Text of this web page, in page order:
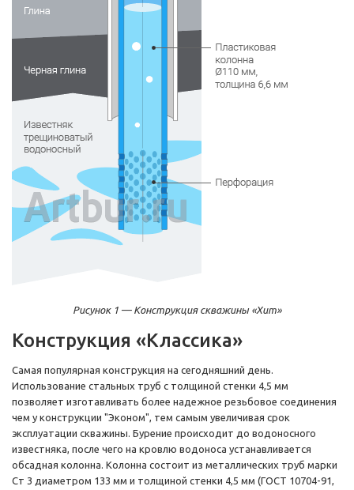
Рисунок 1 — Конструкция скважины «Хит»
Конструкция «Классика»
Самая популярная конструкция на сегодняшний день.
Использование стальных труб с толщиной стенки 4,5 мм
позволяет изготавливать более надежное резьбовое соединения
чем у конструкции "Эконом", тем самым увеличивая срок
эксплуатации скважины. Бурение происходит до водоносного
известняка, после чего на кровлю водоноса устанавливается
обсадная колонна. Колонна состоит из металлических труб марки
Ст 3 диаметром 133 мм и толщиной стенки 4,5 мм (ГОСТ 10704-91,